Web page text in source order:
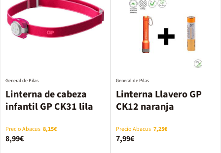
Linterna de cabeza
infantil GP CK31 lila
General de Pilas
Precio Abacus 8,15€
8,99€
Linterna Llavero GP
CK12 naranja
General de Pilas
Precio Abacus 7,25€
7,99€